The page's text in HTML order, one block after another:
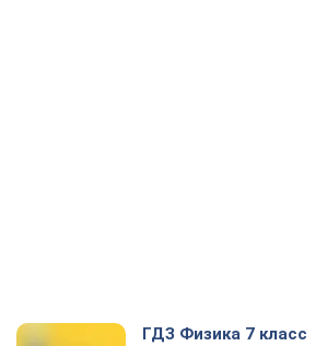
ГДЗ Физика 7 класс